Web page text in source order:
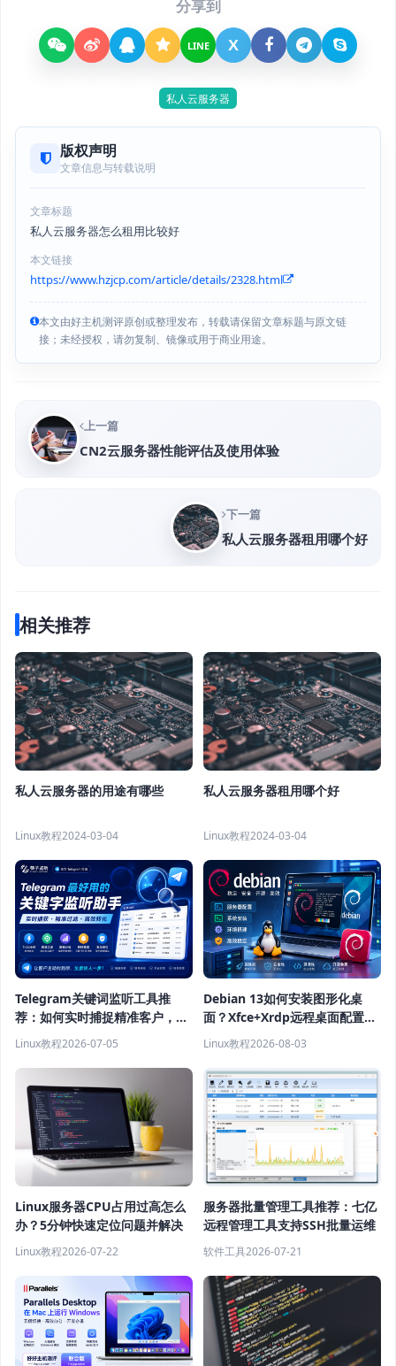
分享到
LINE X
私人云服务器
版权声明
文章信息与转载说明
文章标题
私人云服务器怎么租用比较好
本文链接
https://www.hzjcp.com/article/details/2328.html
本文由好主机测评原创或整理发布，转载请保留文章标题与原文链
接；未经授权，请勿复制、镜像或用于商业用途。
上一篇
CN2云服务器性能评估及使用体验
下一篇
私人云服务器租用哪个好
相关推荐
私人云服务器的用途有哪些
Linux教程2024-03-04
私人云服务器租用哪个好
Linux教程2024-03-04
Telegram关键词监听工具推
荐：如何实时捕捉精准客户，提
高获客效率？
Linux教程2026-07-05
Debian 13如何安装图形化桌
面？Xfce+Xrdp远程桌面配置教
程
Linux教程2026-08-03
Linux服务器CPU占用过高怎么
办？5分钟快速定位问题并解决
Linux教程2026-07-22
服务器批量管理工具推荐：七亿
远程管理工具支持SSH批量运维
软件工具2026-07-21